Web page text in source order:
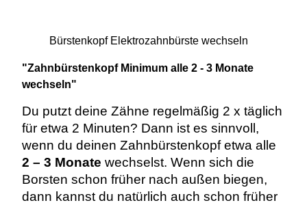
Bürstenkopf Elektrozahnbürste wechseln
"Zahnbürstenkopf Minimum alle 2 - 3 Monate
wechseln"
Du putzt deine Zähne regelmäßig 2 x täglich
für etwa 2 Minuten? Dann ist es sinnvoll,
wenn du deinen Zahnbürstenkopf etwa alle
2 – 3 Monate wechselst. Wenn sich die
Borsten schon früher nach außen biegen,
dann kannst du natürlich auch schon früher